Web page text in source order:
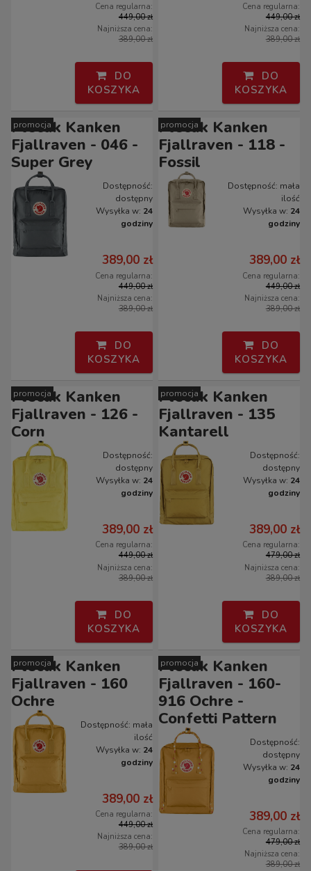
Cena regularna:
449,00 zł
Najniższa cena:
389,00 zł
DO
KOSZYKA
Cena regularna:
449,00 zł
Najniższa cena:
389,00 zł
DO
KOSZYKA
Plecak Kanken
Fjallraven - 046 -
Super Grey
Dostępność:
dostępny
Wysyłka w: 24
godziny
389,00 zł
Cena regularna:
449,00 zł
Najniższa cena:
389,00 zł
DO
KOSZYKA
promocja
Plecak Kanken
Fjallraven - 118 -
Fossil
Dostępność: mała
ilość
Wysyłka w: 24
godziny
389,00 zł
Cena regularna:
449,00 zł
Najniższa cena:
389,00 zł
DO
KOSZYKA
promocja
Plecak Kanken
Fjallraven - 126 -
Corn
Dostępność:
dostępny
Wysyłka w: 24
godziny
389,00 zł
Cena regularna:
449,00 zł
Najniższa cena:
389,00 zł
DO
KOSZYKA
promocja
Plecak Kanken
Fjallraven - 135
Kantarell
Dostępność:
dostępny
Wysyłka w: 24
godziny
389,00 zł
Cena regularna:
479,00 zł
Najniższa cena:
389,00 zł
DO
KOSZYKA
promocja
Plecak Kanken
Fjallraven - 160
Ochre
Dostępność: mała
ilość
Wysyłka w: 24
godziny
389,00 zł
Cena regularna:
449,00 zł
Najniższa cena:
389,00 zł
promocja
Plecak Kanken
Fjallraven - 160-
916 Ochre -
Confetti Pattern
Dostępność:
dostępny
Wysyłka w: 24
godziny
389,00 zł
Cena regularna:
479,00 zł
Najniższa cena:
389,00 zł
promocja